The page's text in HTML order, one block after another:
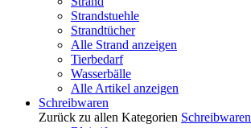
Strandstuehle
Strandtücher
Alle Strand anzeigen
Tierbedarf
Wasserbälle
Alle Artikel anzeigen
Schreibwaren
Zurück zu allen Kategorien Schreibwaren